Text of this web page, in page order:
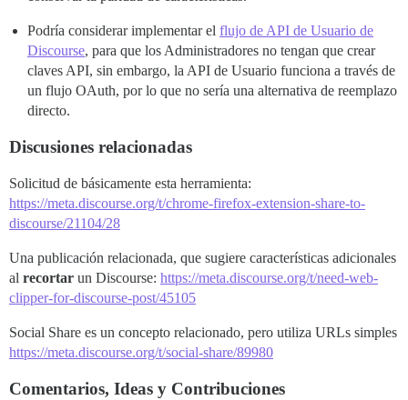
Podría considerar implementar el flujo de API de Usuario de
Discourse, para que los Administradores no tengan que crear
claves API, sin embargo, la API de Usuario funciona a través de
un flujo OAuth, por lo que no sería una alternativa de reemplazo
directo.
Discusiones relacionadas
Solicitud de básicamente esta herramienta:
https://meta.discourse.org/t/chrome-firefox-extension-share-to-
discourse/21104/28
Una publicación relacionada, que sugiere características adicionales
al recortar un Discourse: https://meta.discourse.org/t/need-web-
clipper-for-discourse-post/45105
Social Share es un concepto relacionado, pero utiliza URLs simples
https://meta.discourse.org/t/social-share/89980
Comentarios, Ideas y Contribuciones